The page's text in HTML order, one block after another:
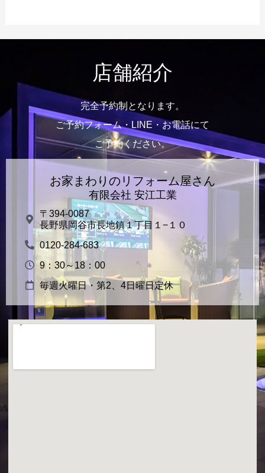
店舗紹介
完全予約制となります。
ご予約フォーム・LINE・お電話にて
ご予約ください。
お家まわりのリフォーム屋さん
有限会社 安江工業
〒394-0087
長野県岡谷市長地鎮１丁目１−１０
0120-284-683
9：30～18：00
毎週火曜日・第2、4日曜日定休